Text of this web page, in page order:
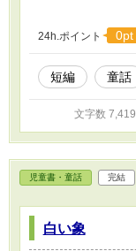
24h.ポイント 0pt
短編 童話
文字数 7,419
児童書・童話 完結
白い象